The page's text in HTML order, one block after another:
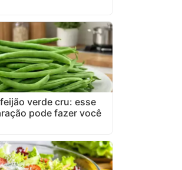
verde cru: esse
pode fazer você